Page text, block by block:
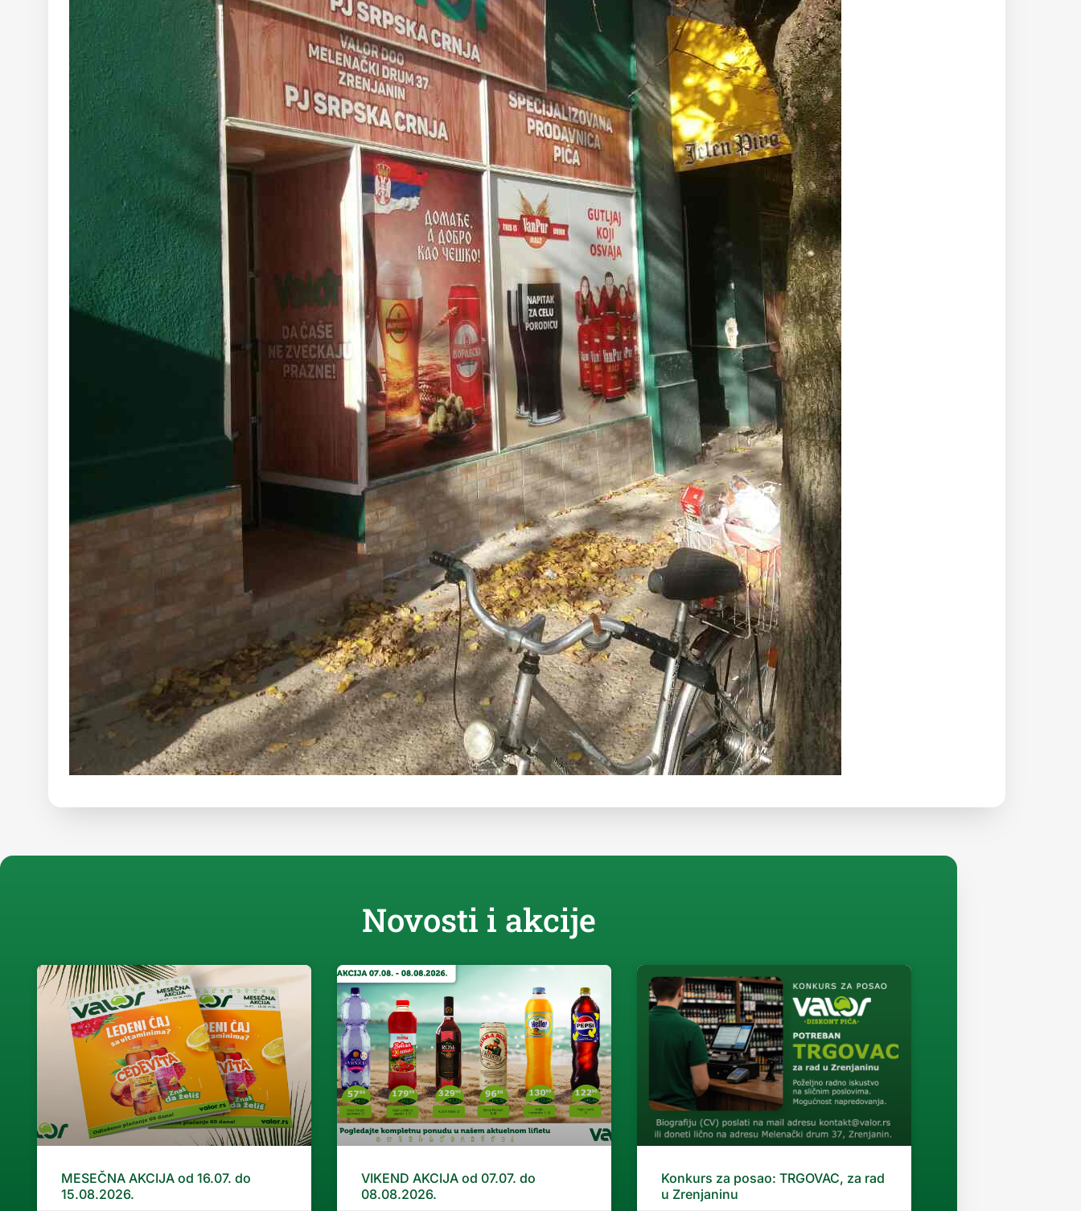
Novosti i akcije
MESEČNA AKCIJA od 16.07. do
15.08.2026.
VIKEND AKCIJA od 07.07. do
08.08.2026.
Konkurs za posao: TRGOVAC, za rad
u Zrenjaninu